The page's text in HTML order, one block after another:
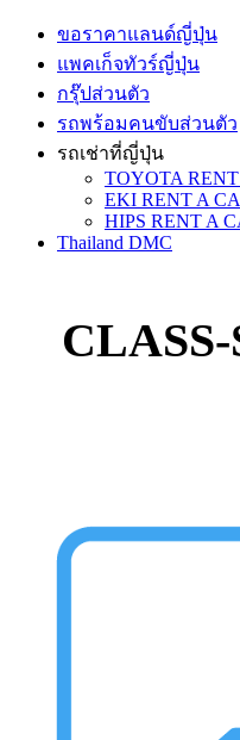
ขอราคาแลนด์ญี่ปุ่น
แพคเก็จทัวร์ญี่ปุ่น
กรุ๊ปส่วนตัว
รถพร้อมคนขับส่วนตัว
รถเช่าที่ญี่ปุ่น
TOYOTA
EKI RENT A
HIPS RENT A
Thailand DMC